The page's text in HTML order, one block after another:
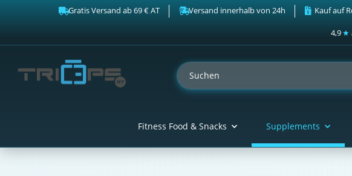
Gratis Versand ab 69 € AT Versand innerhalb von 24h Kauf auf
4,9★
Fitness Food & Snacks Supplements